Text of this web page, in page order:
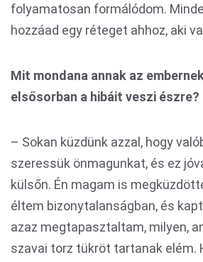
folyamatosan formálódom.
hozzáad egy réteget ahhoz, aki
Mit mondana annak az
elsősorban a hibáit veszi észre?
– Sokan küzdünk azzal, hogy
szeressük önmagunkat, és ez
külsőn. Én magam is
éltem bizonytalanságban, és
azaz megtapasztaltam, milyen,
szavai torz tükröt tartanak elém.